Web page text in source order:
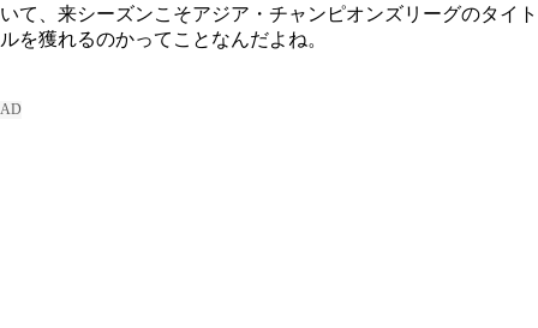
いて、来シーズンこそアジア・チャンピオンズリーグのタイト
ルを獲れるのかってことなんだよね。